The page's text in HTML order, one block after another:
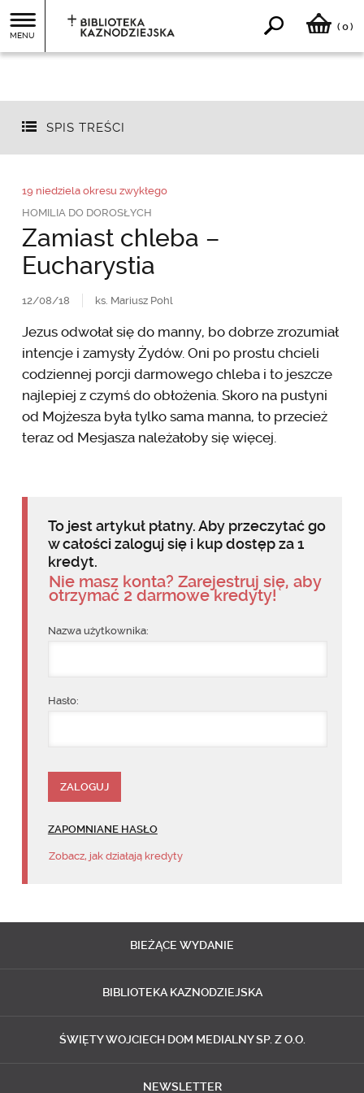
MENU
( 0)
SPIS TREŚCI
19 niedziela okresu zwykłego
HOMILIA DO DOROSŁYCH
Zamiast chleba –
Eucharystia
12/08/18 ks. Mariusz Pohl
Jezus odwołał się do manny, bo dobrze zrozumiał
intencje i zamysły Żydów. Oni po prostu chcieli
codziennej porcji darmowego chleba i to jeszcze
najlepiej z czymś do obłożenia. Skoro na pustyni
od Mojżesza była tylko sama manna, to przecież
teraz od Mesjasza należałoby się więcej.
To jest artykuł płatny. Aby przeczytać go
w całości zaloguj się i kup dostęp za 1
kredyt.
Nie masz konta? Zarejestruj się, aby
otrzymać 2 darmowe kredyty!
Nazwa użytkownika:
Hasło:
ZAPOMNIANE HASŁO
Zobacz, jak działają kredyty
BIEŻĄCE WYDANIE
BIBLIOTEKA KAZNODZIEJSKA
ŚWIĘTY WOJCIECH DOM MEDIALNY SP. Z O.O.
NEWSLETTER